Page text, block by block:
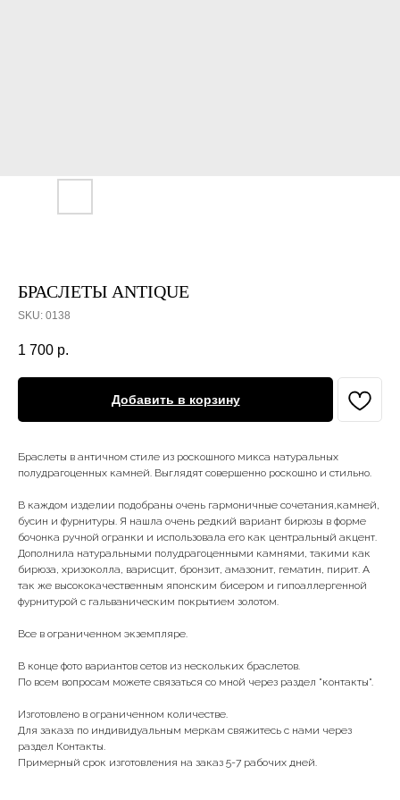
БРАСЛЕТЫ ANTIQUE
SKU: 0138
1 700 р.
Добавить в корзину
Браслеты в античном стиле из роскошного микса натуральных
полудрагоценных камней. Выглядят совершенно роскошно и стильно.
В каждом изделии подобраны очень гармоничные сочетания,камней,
бусин и фурнитуры. Я нашла очень редкий вариант бирюзы в форме
бочонка ручной огранки и использовала его как центральный акцент.
Дополнила натуральными полудрагоценными камнями, такими как
бирюза, хризоколла, варисцит, бронзит, амазонит, гематин, пирит. А
так же высококачественным японским бисером и гипоаллергенной
фурнитурой с гальваническим покрытием золотом.
Все в ограниченном экземпляре.
В конце фото вариантов сетов из нескольких браслетов.
По всем вопросам можете связаться со мной через раздел "контакты".
Изготовлено в ограниченном количестве.
Для заказа по индивидуальным меркам свяжитесь с нами через
раздел Контакты.
Примерный срок изготовления на заказ 5-7 рабочих дней.